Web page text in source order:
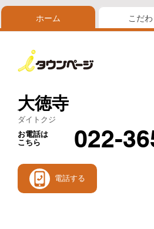
ホーム こだわ
大徳寺
ダイトクジ
お電話は
こちら
022-
電話する